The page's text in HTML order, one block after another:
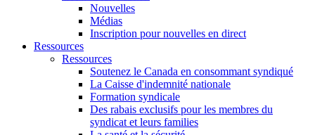
Nouvelles
Médias
Inscription pour nouvelles en direct
Ressources
Ressources
Soutenez le Canada en consommant syndiqué
La Caisse d'indemnité nationale
Formation syndicale
Des rabais exclusifs pour les membres du
syndicat et leurs families